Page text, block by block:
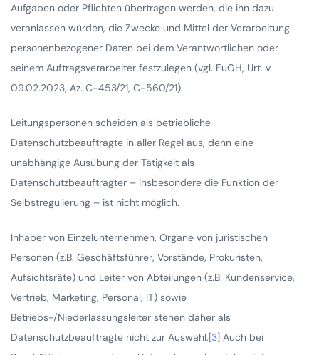
Aufgaben oder Pflichten übertragen werden, die ihn dazu
veranlassen würden, die Zwecke und Mittel der Verarbeitung
personenbezogener Daten bei dem Verantwortlichen oder
seinem Auftragsverarbeiter festzulegen (vgl. EuGH, Urt. v.
09.02.2023, Az. C-453/21, C-560/21).
Leitungspersonen scheiden als betriebliche
Datenschutzbeauftragte in aller Regel aus, denn eine
unabhängige Ausübung der Tätigkeit als
Datenschutzbeauftragter – insbesondere die Funktion der
Selbstregulierung – ist nicht möglich.
Inhaber von Einzelunternehmen, Organe von juristischen
Personen (z.B. Geschäftsführer, Vorstände, Prokuristen,
Aufsichtsräte) und Leiter von Abteilungen (z.B. Kundenservice,
Vertrieb, Marketing, Personal, IT) sowie
Betriebs-/Niederlassungsleiter stehen daher als
Datenschutzbeauftragte nicht zur Auswahl.[3] Auch bei